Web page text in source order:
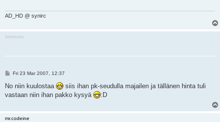
AD_HD @ synirc
immuzu
P
s
Fri 23 Mar 2007, 12:37
No niin kuulostaa
siis ihan pk-seudulla majailen ja tällänen hinta tuli
vastaan niin ihan pakko kysyä
:D
mr.codeine